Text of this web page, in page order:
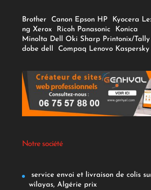
Brother Canon Epson HP Kyocera
ng Xerox Ricoh Panasonic
Konica
Minolta Dell Oki Sharp Printonix/Tally
dobe dell Compaq Lenovo Kaspersky
Notre société
service envoi et livraison de colis
wilayas, Algérie prix